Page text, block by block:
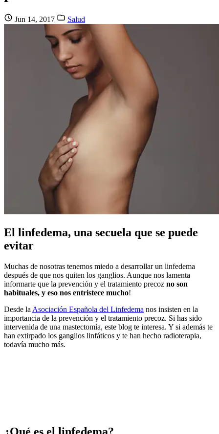
Jun 14, 2017 Salud
El linfedema, una secuela que se puede
evitar
Muchas de nosotras tenemos miedo a desarrollar un linfedema
después de que nos quiten los ganglios. Aunque nos lamenta
informarte que la prevención y el tratamiento precoz no son
habituales, y eso nos entristece mucho!
Desde la Asociación Española del Linfedema nos insisten en la
importancia de la prevención y el tratamiento precoz. Si has sido
intervenida de una mastectomía, este blog te interesa. Y si además te
han extirpado los ganglios linfáticos y te han hecho radioterapia,
todavía mucho más.
¿Qué es el linfedema?